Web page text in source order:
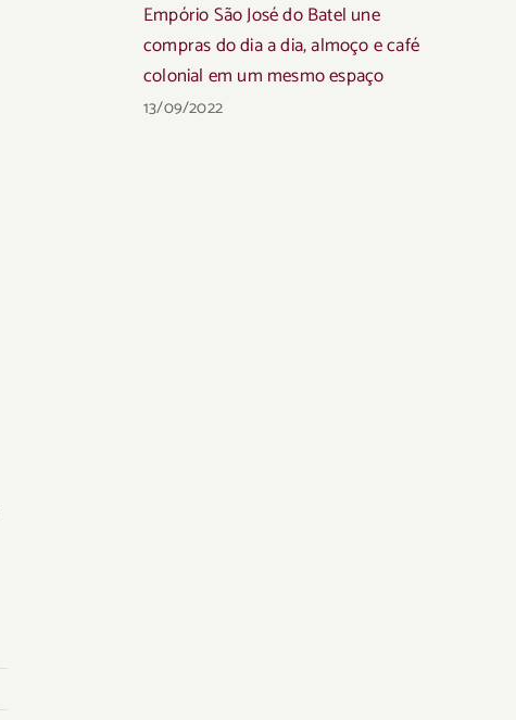
Empório São José do Batel une
compras do dia a dia, almoço e café
colonial em um mesmo espaço
13/09/2022